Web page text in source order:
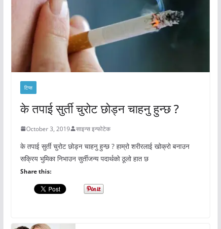
टिप्स
के तपाई सुर्ती चुरोट छोड्न चाहनु हुन्छ ?
October 3, 2019 साइन्स इन्फोटेक
के तपाई सुर्ती चुरोट छोड्न चाहनु हुन्छ ? हाम्रो शरीरलाई खोक्रो बनाउन
सक्रिय भुमिका निभाउन सुर्तीजन्य पदार्थको ठूलो हात छ
Share this: